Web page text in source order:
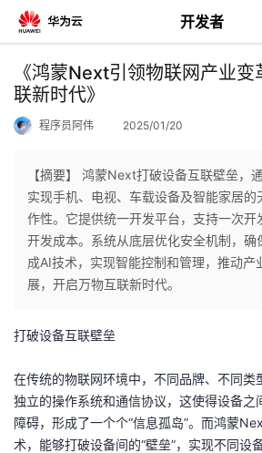
开发者
返
回
个
人
我
发
者
《鸿蒙Next引领物联网产业
联新时代》
程序员阿伟 2025/01/20
【摘要】 鸿蒙Next打破设备互联壁垒，
实现手机、电视、车载设备及智能家居的
作性。它提供统一开发平台，支持一次开
开发成本。系统从底层优化安全机制，确
成AI技术，实现智能控制和管理，推动产
展，开启万物互联新时代。
打破设备互联壁垒
在传统的物联网环境中，不同品牌、不同类
独立的操作系统和通信协议，这使得设备之
障碍，形成了一个个“信息孤岛”。而鸿蒙
术，能够打破设备间的“壁垒”，实现不同设